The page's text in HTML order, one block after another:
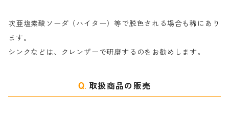
次亜塩素酸ソーダ（ハイター）等で脱色される場合も稀にあり
ます。
シンクなどは、クレンザーで研磨するのをお勧めします。
取扱商品の販売